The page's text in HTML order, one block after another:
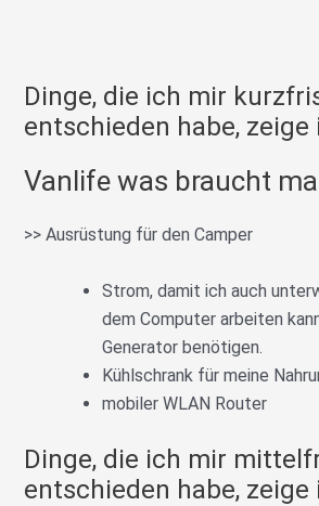
Dinge, die ich mir
entschieden habe,
Vanlife was braucht
>> Ausrüstung für den Camper
Strom, damit ich auch
dem Computer arbeiten
Generator benötigen.
Kühlschrank für meine
mobiler WLAN Router
Dinge, die ich mir
entschieden habe,